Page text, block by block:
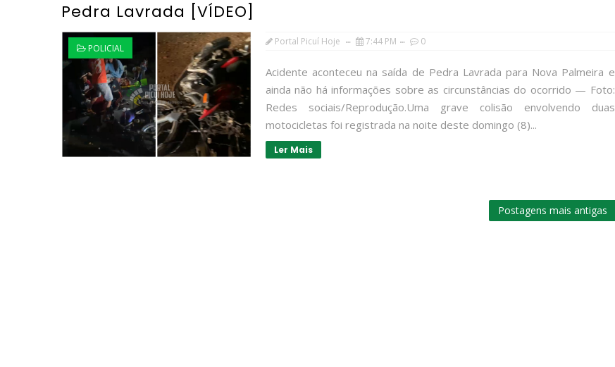
Pedra Lavrada [VÍDEO]
POLICIAL
Portal Picuí Hoje 7:44 PM 0
Acidente aconteceu na saída de Pedra Lavrada para Nova Palmeira e
ainda não há informações sobre as circunstâncias do ocorrido — Foto:
Redes sociais/Reprodução.Uma grave colisão envolvendo duas
motocicletas foi registrada na noite deste domingo (8)...
Ler Mais
Postagens mais antigas